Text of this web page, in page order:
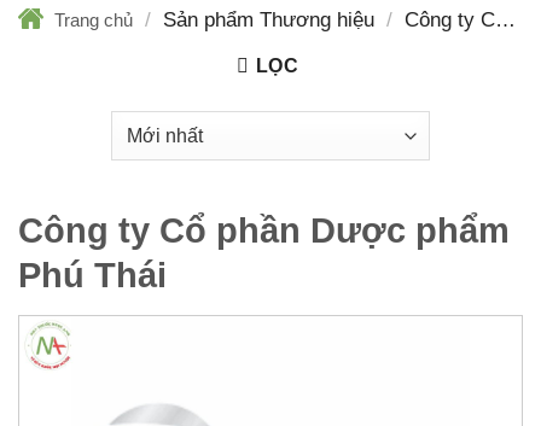
Trang chủ / Sản phẩm Thương hiệu / Công ty Cổ
LỌC
Công ty Cổ phần Dược phẩm
Phú Thái